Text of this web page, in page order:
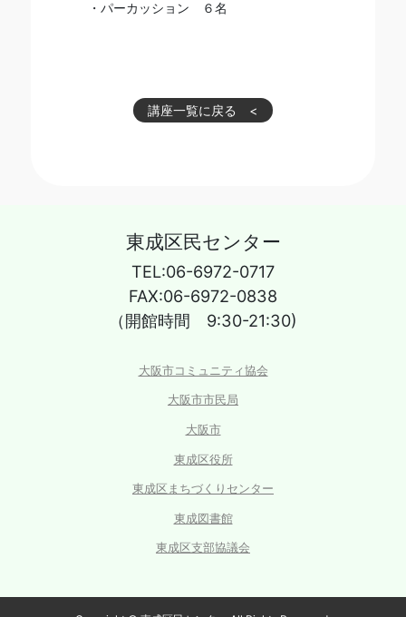
・パーカッション
６名
講座一覧に戻る
東成区民センター
TEL:06-6972-0717
FAX:06-6972-0838
（開館時間 9:30-21:30)
大阪市コミュニティ協会
大阪市市民局
大阪市
東成区役所
東成区まちづくりセンター
東成図書館
東成区支部協議会